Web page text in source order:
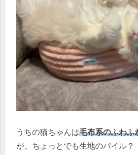
うちの猫ちゃんは毛布系のふわふ
が、ちょっとでも生地のパイル